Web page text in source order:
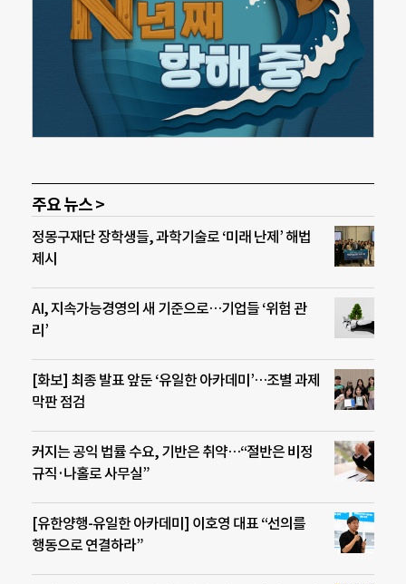
주요 뉴스 >
정몽구재단 장학생들, 과학기술로 ‘미래 난제’ 해법
제시
AI, 지속가능경영의 새 기준으로…기업들 ‘위험 관
리’
[화보] 최종 발표 앞둔 ‘유일한 아카데미’…조별 과제
막판 점검
커지는 공익 법률 수요, 기반은 취약…“절반은 비정
규직·나홀로 사무실”
[유한양행-유일한 아카데미] 이호영 대표 “선의를
행동으로 연결하라”